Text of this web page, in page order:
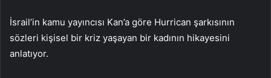
İsrail’in kamu yayıncısı Kan’a göre Hurrican şarkısının
sözleri kişisel bir kriz yaşayan bir kadının hikayesini
anlatıyor.